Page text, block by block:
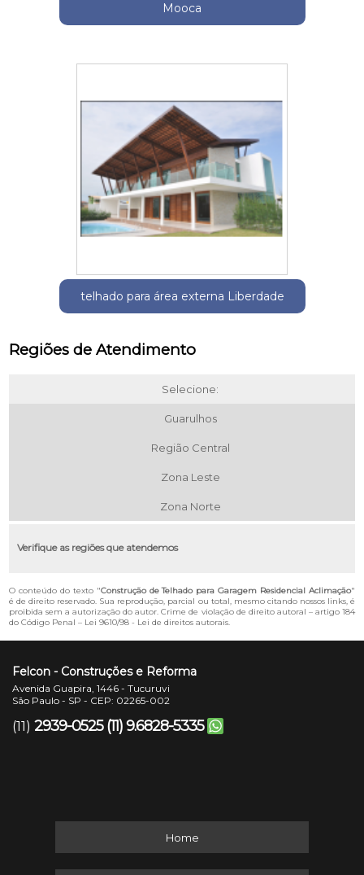
Mooca
telhado para área externa Liberdade
Regiões de Atendimento
Selecione:
Guarulhos
Região Central
Zona Leste
Zona Norte
Verifique as regiões que atendemos
O conteúdo do texto "Construção de Telhado para Garagem Residencial Aclimação"
é de direito reservado. Sua reprodução, parcial ou total, mesmo citando nossos links, é
proibida sem a autorização do autor. Crime de violação de direito autoral – artigo 184
do Código Penal – Lei 9610/98 - Lei de direitos autorais.
Felcon - Construções e Reforma
Avenida Guapira, 1446 - Tucuruvi
São Paulo - SP - CEP: 02265-002
(11) 2939-0525 (11) 9.6828-5335
Home